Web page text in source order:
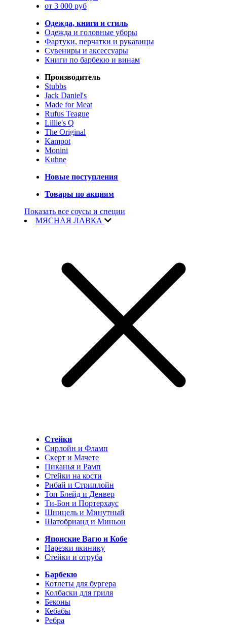
от 3 000 руб
Одежда, книги и стиль
Одежда и головные уборы
Фартуки, перчатки и рукавицы
Сувениры и аксессуары
Книги по барбекю и винам
Производитель
Stubbs
Jack Daniel's
Made for Meat
Rufus Teague
Lillie's Q
The Original
Kampot
Monini
Kuhne
Новые поступления
Товары по акциям
Показать все соусы и специи
МЯСНАЯ ЛАВКА
Стейки
Сирлойн и Фламп
Скерт и Мачете
Пиканья и Рамп
Стейки на кости
Рибай и Стриплойн
Топ Блейд и Денвер
Ти-Бон и Портерхаус
Шницель и Минутный
Шатобрианд и Миньон
Японские Вагю и Кобе
Нарезки якинику
Стейки и отруба
Барбекю
Котлеты для бургера
Колбаски для гриля
Беконы
Кебабы
Ребра